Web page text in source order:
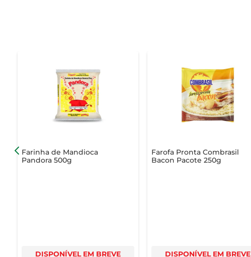
Farinha de Mandioca
Pandora 500g
DISPONÍVEL EM BREVE
Farofa Pronta Combrasil
Bacon Pacote 250g
DISPONÍVEL EM BREVE